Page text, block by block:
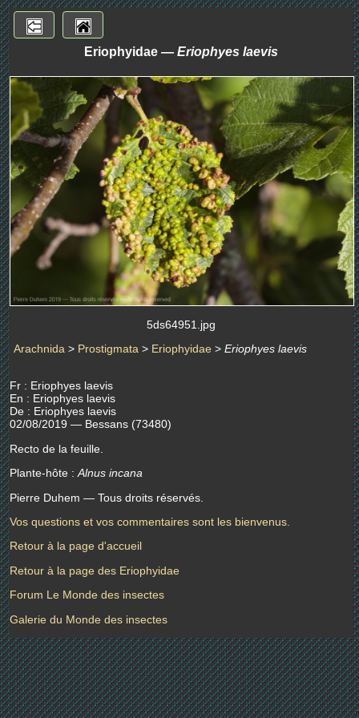
Eriophyidae — Eriophyes laevis
5ds64951.jpg
Arachnida > Prostigmata > Eriophyidae > Eriophyes laevis
Fr : Eriophyes laevis
En : Eriophyes laevis
De : Eriophyes laevis
02/08/2019 — Bessans (73480)
Recto de la feuille.
Plante-hôte :Alnus incana
Pierre Duhem — Tous droits réservés.
Vos questions et vos commentaires sont les bienvenus.
Retour à la page d'accueil
Retour à la page des Eriophyidae
Forum Le Monde des insectes
Galerie du Monde des insectes